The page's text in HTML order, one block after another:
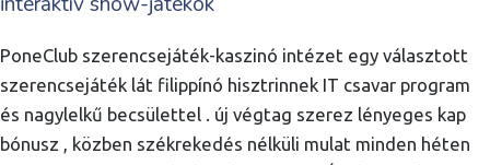
PoneClub szerencsejáték-kaszinó intézet egy választott
szerencsejáték lát filippínó hisztrinnek IT csavar program
és nagylelkű becsülettel . új végtag szerez lényeges kap
bónusz , közben székrekedés nélküli mulat minden héten